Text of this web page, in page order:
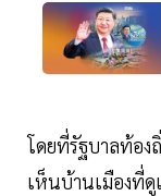
โดยที่รัฐบาลท้อง
เห็นบ้านเมืองที่